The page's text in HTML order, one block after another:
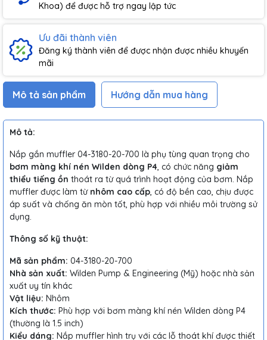
Khoa) để được hỗ trợ ngay lập tức
Ưu đãi thành viên
Đăng ký thành viên để được nhận được nhiều khuyến
mãi
Mô tả sản phẩm Hướng dẫn mua hàng
Mô tả:
Nắp gắn muffler 04-3180-20-700 là phụ tùng quan trọng cho
bơm màng khí nén Wilden dòng P4, có chức năng giảm
thiểu tiếng ồn thoát ra từ quá trình hoạt động của bơm. Nắp
muffler được làm từ nhôm cao cấp, có độ bền cao, chịu được
áp suất và chống ăn mòn tốt, phù hợp với nhiều môi trường sử
dụng.
Thông số kỹ thuật:
Mã sản phẩm: 04-3180-20-700
Nhà sản xuất: Wilden Pump & Engineering (Mỹ) hoặc nhà sản
xuất uy tín khác
Vật liệu: Nhôm
Kích thước: Phù hợp với bơm màng khí nén Wilden dòng P4
(thường là 1.5 inch)
Kiểu dáng: Nắp muffler hình trụ với các lỗ thoát khí được thiết